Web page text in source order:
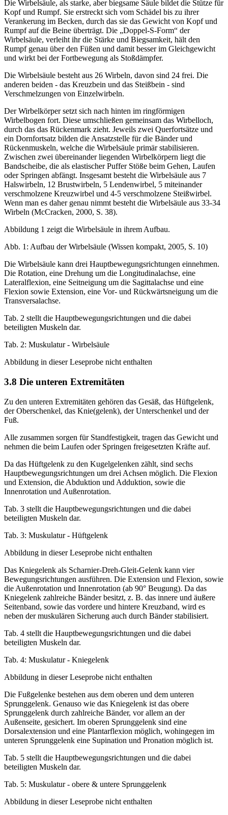
Die Wirbelsäule, als starke, aber biegsame Säule bildet die Stütze für
Kopf und Rumpf. Sie erstreckt sich vom Schädel bis zu ihrer
Verankerung im Becken, durch das sie das Gewicht von Kopf und
Rumpf auf die Beine überträgt. Die „Doppel-S-Form“ der
Wirbelsäule, verleiht ihr die Stärke und Biegsamkeit, hält den
Rumpf genau über den Füßen und damit besser im Gleichgewicht
und wirkt bei der Fortbewegung als Stoßdämpfer.
Die Wirbelsäule besteht aus 26 Wirbeln, davon sind 24 frei. Die
anderen beiden - das Kreuzbein und das Steißbein - sind
Verschmelzungen von Einzelwirbeln.
Der Wirbelkörper setzt sich nach hinten im ringförmigen
Wirbelbogen fort. Diese umschließen gemeinsam das Wirbelloch,
durch das das Rückenmark zieht. Jeweils zwei Querfortsätze und
ein Dornfortsatz bilden die Ansatzstelle für die Bänder und
Rückenmuskeln, welche die Wirbelsäule primär stabilisieren.
Zwischen zwei übereinander liegenden Wirbelkörpern liegt die
Bandscheibe, die als elastischer Puffer Stöße beim Gehen, Laufen
oder Springen abfängt. Insgesamt besteht die Wirbelsäule aus 7
Halswirbeln, 12 Brustwirbeln, 5 Lendenwirbel, 5 miteinander
verschmolzene Kreuzwirbel und 4-5 verschmolzene Steißwirbel.
Wenn man es daher genau nimmt besteht die Wirbelsäule aus 33-34
Wirbeln (McCracken, 2000, S. 38).
Abbildung 1 zeigt die Wirbelsäule in ihrem Aufbau.
Abb. 1: Aufbau der Wirbelsäule (Wissen kompakt, 2005, S. 10)
Die Wirbelsäule kann drei Hauptbewegungsrichtungen einnehmen.
Die Rotation, eine Drehung um die Longitudinalachse, eine
Lateralflexion, eine Seitneigung um die Sagittalachse und eine
Flexion sowie Extension, eine Vor- und Rückwärtsneigung um die
Transversalachse.
Tab. 2 stellt die Hauptbewegungsrichtungen und die dabei
beteiligten Muskeln dar.
Tab. 2: Muskulatur - Wirbelsäule
Abbildung in dieser Leseprobe nicht enthalten
3.8 Die unteren Extremitäten
Zu den unteren Extremitäten gehören das Gesäß, das Hüftgelenk,
der Oberschenkel, das Knie(gelenk), der Unterschenkel und der
Fuß.
Alle zusammen sorgen für Standfestigkeit, tragen das Gewicht und
nehmen die beim Laufen oder Springen freigesetzten Kräfte auf.
Da das Hüftgelenk zu den Kugelgelenken zählt, sind sechs
Hauptbewegungsrichtungen um drei Achsen möglich. Die Flexion
und Extension, die Abduktion und Adduktion, sowie die
Innenrotation und Außenrotation.
Tab. 3 stellt die Hauptbewegungsrichtungen und die dabei
beteiligten Muskeln dar.
Tab. 3: Muskulatur - Hüftgelenk
Abbildung in dieser Leseprobe nicht enthalten
Das Kniegelenk als Scharnier-Dreh-Gleit-Gelenk kann vier
Bewegungsrichtungen ausführen. Die Extension und Flexion, sowie
die Außenrotation und Innenrotation (ab 90° Beugung). Da das
Kniegelenk zahlreiche Bänder besitzt, z. B. das innere und äußere
Seitenband, sowie das vordere und hintere Kreuzband, wird es
neben der muskulären Sicherung auch durch Bänder stabilisiert.
Tab. 4 stellt die Hauptbewegungsrichtungen und die dabei
beteiligten Muskeln dar.
Tab. 4: Muskulatur - Kniegelenk
Abbildung in dieser Leseprobe nicht enthalten
Die Fußgelenke bestehen aus dem oberen und dem unteren
Sprunggelenk. Genauso wie das Kniegelenk ist das obere
Sprunggelenk durch zahlreiche Bänder, vor allem an der
Außenseite, gesichert. Im oberen Sprunggelenk sind eine
Dorsalextension und eine Plantarflexion möglich, wohingegen im
unteren Sprunggelenk eine Supination und Pronation möglich ist.
Tab. 5 stellt die Hauptbewegungsrichtungen und die dabei
beteiligten Muskeln dar.
Tab. 5: Muskulatur - obere & untere Sprunggelenk
Abbildung in dieser Leseprobe nicht enthalten